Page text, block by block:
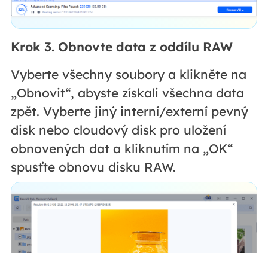
Krok 3. Obnovte data z oddílu RAW
Vyberte všechny soubory a klikněte na
„Obnovit“, abyste získali všechna data
zpět. Vyberte jiný interní/externí pevný
disk nebo cloudový disk pro uložení
obnovených dat a kliknutím na „OK“
spusťte obnovu disku RAW.